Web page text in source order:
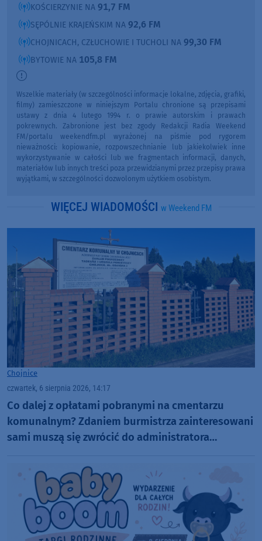
KOŚCIERZYNIE NA 91,7 FM
SĘPÓLNIE KRAJEŃSKIM NA 92,6 FM
CHOJNICACH, CZŁUCHOWIE I TUCHOLI NA 99,30 FM
BYTOWIE NA 105,8 FM
Wszelkie materiały (w szczególności informacje lokalne, zdjęcia, grafiki,
filmy) zamieszczone w niniejszym Portalu chronione są przepisami
ustawy z dnia 4 lutego 1994 r. o prawie autorskim i prawach
pokrewnych. Zabronione jest bez zgody Redakcji Radia Weekend
FM/portalu weekendfm.pl wyrażonej na piśmie pod rygorem
nieważności: kopiowanie, rozpowszechnianie lub jakiekolwiek inne
wykorzystywanie w całości lub we fragmentach informacji, danych,
materiałów lub innych treści poza przewidzianymi przez przepisy prawa
wyjątkami, w szczególności dozwolonym użytkiem osobistym.
WIĘCEJ WIADOMOŚCI w Weekend FM
Chojnice
czwartek, 6 sierpnia 2026, 14:17
Co dalej z opłatami pobranymi na cmentarzu
komunalnym? Zdaniem burmistrza zainteresowani
sami muszą się zwrócić do administratora